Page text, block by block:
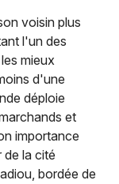
voisin plus
l'un des
mieux
d'une
déploie
et
importance
la cité
bordée de